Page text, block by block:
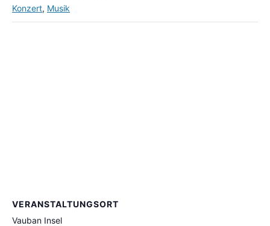
Konzert, Musik
VERANSTALTUNGSORT
Vauban Insel